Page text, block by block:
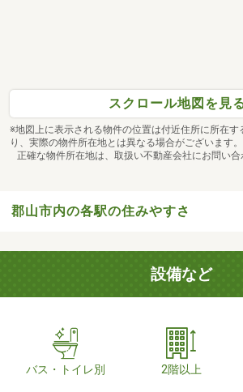
スクロール地図を見
※地図上に表示される物件の位置は付近住所に所在す
り、実際の物件所在地とは異なる場合がございます。
正確な物件所在地は、取扱い不動産会社にお問い合
郡山市内の各駅の住みやすさ
設備など
バス・トイレ別 2階以上